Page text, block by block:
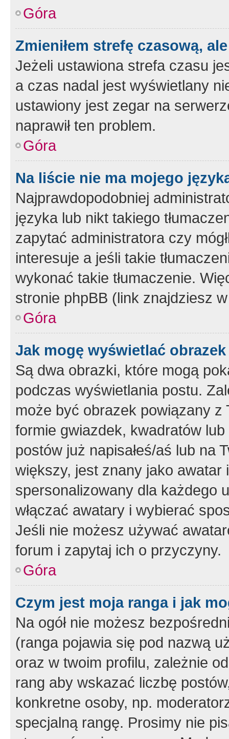
Góra
Zmieniłem strefę czasową,
Jeżeli ustawiona strefa czasu
a czas nadal jest wyświetlany
ustawiony jest zegar na
naprawił ten problem.
Góra
Na liście nie ma mojego
Najprawdopodobniej
języka lub nikt takiego
zapytać administratora czy
interesuje a jeśli takie
wykonać takie tłumaczenie.
stronie phpBB (link znajdziesz
Góra
Jak mogę wyświetlać
Są dwa obrazki, które mogą
podczas wyświetlania postu.
może być obrazek powiązany z
formie gwiazdek, kwadratów
postów już napisałeś/aś lub na
większy, jest znany jako
spersonalizowany dla każdego
włączać awatary i wybierać
Jeśli nie możesz używać
forum i zapytaj ich o przyczyny.
Góra
Czym jest moja ranga i jak
Na ogół nie możesz
(ranga pojawia się pod nazwą
oraz w twoim profilu, zależnie
rang aby wskazać liczbę
konkretne osoby, np.
specjalną rangę. Prosimy nie